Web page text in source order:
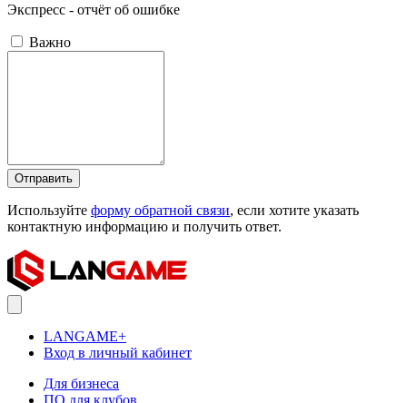
Экспресс - отчёт об ошибке
Важно
Отправить
Используйте форму обратной связи, если хотите указать
контактную информацию и получить ответ.
LANGAME+
Вход в личный кабинет
Для бизнеса
ПО для клубов